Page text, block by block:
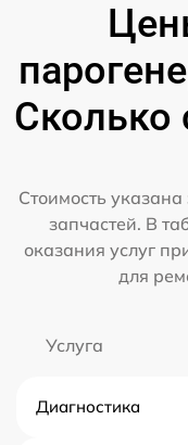
Сколько
Стоимость указана
запчастей. В
оказания услуг
для
Услуга
Диагностика